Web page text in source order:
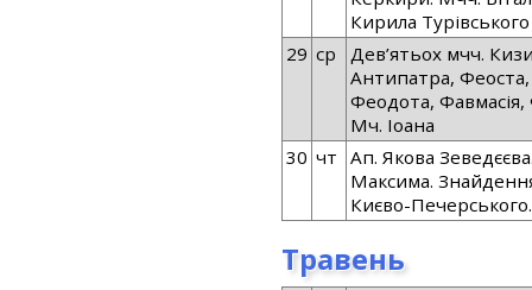
Кирила Турівського
29 ср
Дев’ятьох мчч.
Антипатра,
Феодота, Фавмасія,
Мч. Іоана
30 чт
Ап. Якова
Максима.
Києво-Печерського.
Травень